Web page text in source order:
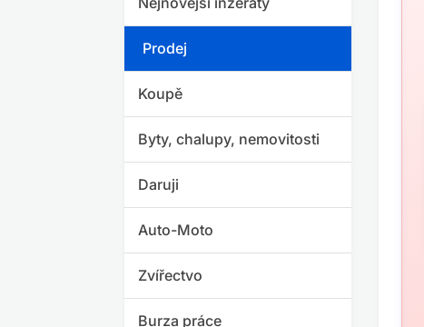
Prodej
Koupě
Byty, chalupy, nemovitosti
Daruji
Auto-Moto
Zvířectvo
Burza práce